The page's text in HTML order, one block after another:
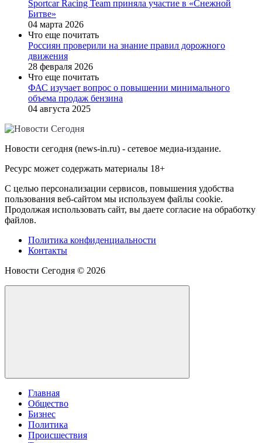
Sportcar Racing Team приняла участие в «Снежной
Битве»
04 марта 2026
Что еще почитать
Россиян проверили на знание правил дорожного
движения
28 февраля 2026
Что еще почитать
ФАС изучает вопрос о повышении минимального
объема продаж бензина
04 августа 2025
Новости сегодня (news-in.ru) - сетевое медиа-издание.
Ресурс может содержать материалы 18+
С целью персонализации сервисов, повышения удобства
пользования веб-сайтом мы используем файлы cookie.
Продолжая использовать сайт, вы даете согласие на обработку
файлов.
Политика конфиденциальности
Контакты
Новости Сегодня © 2026
Главная
Общество
Бизнес
Политика
Происшествия